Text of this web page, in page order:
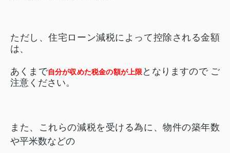
ただし、住宅ローン減税によって控除される金額
は、
あくまで自分が収めた税金の額が上限 となりますので ご
注意ください。
また、これらの減税を受ける為に、物件の築年数
や平米数などの